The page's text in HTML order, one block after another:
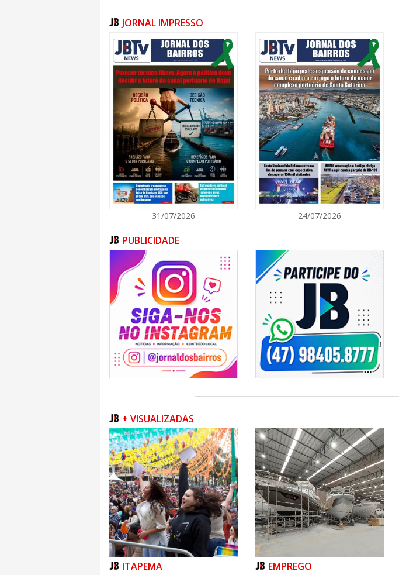
JORNAL IMPRESSO
31/07/2026 24/07/2026
PUBLICIDADE
+ VISUALIZADAS
ITAPEMA EMPREGO